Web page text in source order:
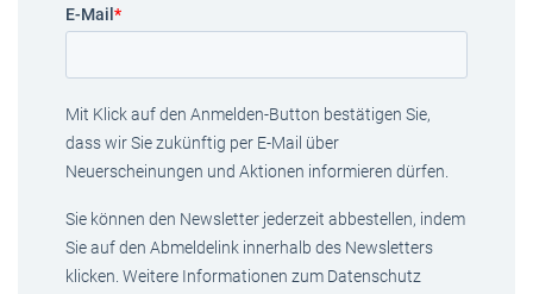
E-Mail *
Mit Klick auf den Anmelden-Button bestätigen Sie,
dass wir Sie zukünftig per E-Mail über
Neuerscheinungen und Aktionen informieren dürfen.
Sie können den Newsletter jederzeit abbestellen, indem
Sie auf den Abmeldelink innerhalb des Newsletters
klicken. Weitere Informationen zum Datenschutz